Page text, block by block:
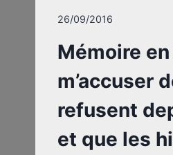
26/09/2016
Mémoire
m’accuser
refusent
et que les